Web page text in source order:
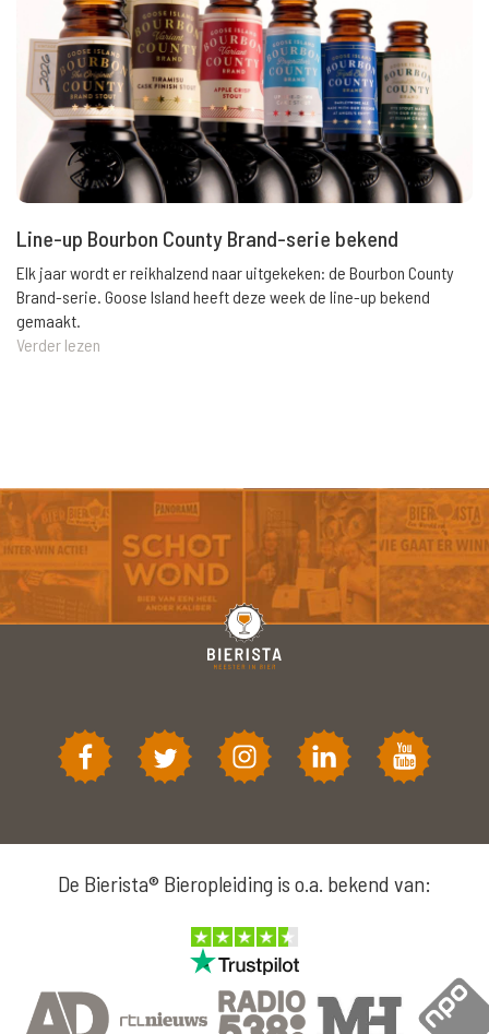
Line-up Bourbon County Brand-serie bekend
Elk jaar wordt er reikhalzend naar uitgekeken: de Bourbon County
Brand-serie. Goose Island heeft deze week de line-up bekend
gemaakt.
Verder lezen
De Bierista® Bieropleiding is o.a. bekend van: